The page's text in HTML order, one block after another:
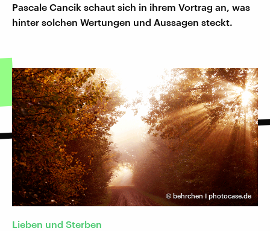
Pascale Cancik schaut sich in ihrem Vortrag an, was
hinter solchen Wertungen und Aussagen steckt.
© behrchen I photocase.de
Lieben und Sterben